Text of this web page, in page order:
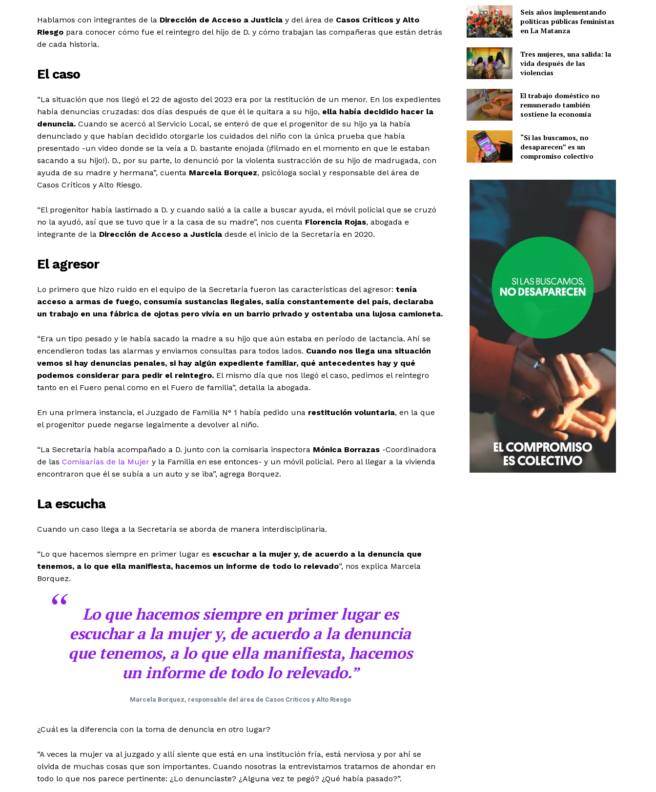
Hablamos con integrantes de la Dirección de Acceso a Justicia y del área de Casos Críticos y Alto
Riesgo para conocer cómo fue el reintegro del hijo de D. y cómo trabajan las compañeras que están detrás
de cada historia.
El caso
“La situación que nos llegó el 22 de agosto del 2023 era por la restitución de un menor. En los expedientes
había denuncias cruzadas: dos días después de que él le quitara a su hijo, ella había decidido hacer la
denuncia. Cuando se acercó al Servicio Local, se enteró de que el progenitor de su hijo ya la había
denunciado y que habían decidido otorgarle los cuidados del niño con la única prueba que había
presentado -un video donde se la veía a D. bastante enojada (¡filmado en el momento en que le estaban
sacando a su hijo!). D., por su parte, lo denunció por la violenta sustracción de su hijo de madrugada, con
ayuda de su madre y hermana”, cuenta Marcela Borquez, psicóloga social y responsable del área de
Casos Críticos y Alto Riesgo.
“El progenitor había lastimado a D. y cuando salió a la calle a buscar ayuda, el móvil policial que se cruzó
no la ayudó, así que se tuvo que ir a la casa de su madre”, nos cuenta Florencia Rojas, abogada e
integrante de la Dirección de Acceso a Justicia desde el inicio de la Secretaría en 2020.
El agresor
Lo primero que hizo ruido en el equipo de la Secretaría fueron las características del agresor: tenía
acceso a armas de fuego, consumía sustancias ilegales, salía constantemente del país, declaraba
un trabajo en una fábrica de ojotas pero vivía en un barrio privado y ostentaba una lujosa camioneta.
“Era un tipo pesado y le había sacado la madre a su hijo que aún estaba en período de lactancia. Ahí se
encendieron todas las alarmas y enviamos consultas para todos lados. Cuando nos llega una situación
vemos si hay denuncias penales, si hay algún expediente familiar, qué antecedentes hay y qué
podemos considerar para pedir el reintegro. El mismo día que nos llegó el caso, pedimos el reintegro
tanto en el Fuero penal como en el Fuero de familia”, detalla la abogada.
En una primera instancia, el Juzgado de Familia N° 1 había pedido una restitución voluntaria, en la que
el progenitor puede negarse legalmente a devolver al niño.
“La Secretaría había acompañado a D. junto con la comisaria inspectora Mónica Borrazas -Coordinadora
de las Comisarías de la Mujer y la Familia en ese entonces- y un móvil policial. Pero al llegar a la vivienda
encontraron que él se subía a un auto y se iba”, agrega Borquez.
La escucha
Cuando un caso llega a la Secretaría se aborda de manera interdisciplinaria.
“Lo que hacemos siempre en primer lugar es escuchar a la mujer y, de acuerdo a la denuncia que
tenemos, a lo que ella manifiesta, hacemos un informe de todo lo relevado”, nos explica Marcela
Borquez.
Lo que hacemos siempre en primer lugar es
escuchar a la mujer y, de acuerdo a la denuncia
que tenemos, a lo que ella manifiesta, hacemos
un informe de todo lo relevado.”
Marcela Borquez, responsable del área de Casos Críticos y Alto Riesgo
¿Cuál es la diferencia con la toma de denuncia en otro lugar?
“A veces la mujer va al juzgado y allí siente que está en una institución fría, está nerviosa y por ahí se
olvida de muchas cosas que son importantes. Cuando nosotras la entrevistamos tratamos de ahondar en
todo lo que nos parece pertinente: ¿Lo denunciaste? ¿Alguna vez te pegó? ¿Qué había pasado?”.
Seis años implementando
políticas públicas feministas
en La Matanza
Tres mujeres, una salida: la
vida después de las
violencias
El trabajo doméstico no
remunerado también
sostiene la economía
“Si las buscamos, no
desaparecen” es un
compromiso colectivo